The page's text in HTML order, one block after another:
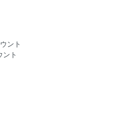
ント
ント